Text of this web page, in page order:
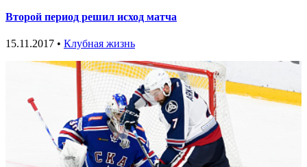
Второй период решил исход матча
15.11.2017 • Клубная жизнь